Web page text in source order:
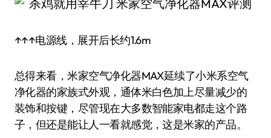
↑↑↑电源线，展开后长约1.6m
总得来看，米家空气净化器MAX延续了小米系空气
净化器的家族式外观，通体米白色加上尽量减少的
装饰和按键，尽管现在大多数智能家电都走这个路
子，但还是能让人一看就感觉，这是米家的产品。